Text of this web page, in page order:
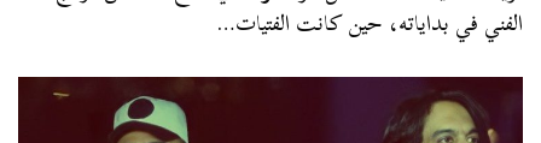
الفني في بداياته، حين كانت الفتيات…